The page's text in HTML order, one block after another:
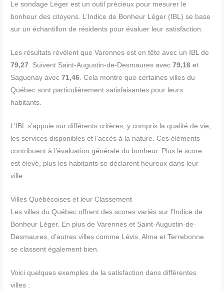
Le sondage Léger est un outil précieux pour mesurer le
bonheur des citoyens. L’Indice de Bonheur Léger (IBL) se base
sur un échantillon de résidents pour évaluer leur satisfaction.
Les résultats révèlent que Varennes est en tête avec un IBL de
79,27. Suivent Saint-Augustin-de-Desmaures avec79,16 et
Saguenay avec71,46. Cela montre que certaines villes du
Québec sont particulièrement satisfaisantes pour leurs
habitants.
L’IBL s’appuie sur différents critères, y compris la qualité de vie,
les services disponibles et l’accès à la nature. Ces éléments
contribuent à l’évaluation générale du bonheur. Plus le score
est élevé, plus les habitants se déclarent heureux dans leur
ville.
Villes Québécoises et leur Classement
Les villes du Québec offrent des scores variés sur l’Indice de
Bonheur Léger. En plus de Varennes et Saint-Augustin-de-
Desmaures, d’autres villes comme Lévis, Alma et Terrebonne
se classent également bien.
Voici quelques exemples de la satisfaction dans différentes
villes :